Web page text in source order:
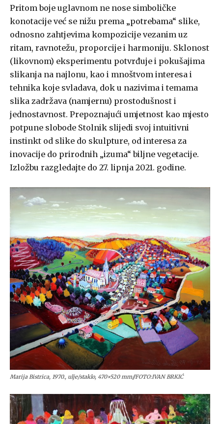
Pritom boje uglavnom ne nose simboličke
konotacije već se nižu prema „potrebama“ slike,
odnosno zahtjevima kompozicije vezanim uz
ritam, ravnotežu, proporcije i harmoniju. Sklonost
(likovnom) eksperimentu potvrđuje i pokušajima
slikanja na najlonu, kao i mnoštvom interesa i
tehnika koje svladava, dok u nazivima i temama
slika zadržava (namjernu) prostodušnost i
jednostavnost. Prepoznajući umjetnost kao mjesto
potpune slobode Stolnik slijedi svoj intuitivni
instinkt od slike do skulpture, od interesa za
inovacije do prirodnih „izuma“ biljne vegetacije.
Izložbu razgledajte do 27. lipnja 2021. godine.
Marija Bistrica, 1970., ulje/staklo, 470×520 mm//FOTO:IVAN BRKIĆ